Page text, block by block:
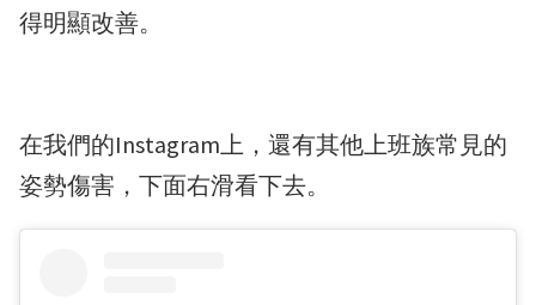
得明顯改善。
在我們的Instagram上，還有其他上班族常見的
姿勢傷害，下面右滑看下去。